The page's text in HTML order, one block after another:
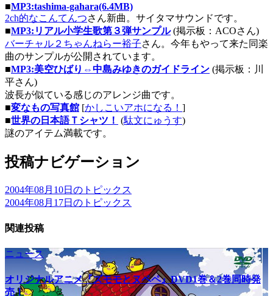
■MP3:tashima-gahara(6.4MB)
2ch的なこんてんつさん新曲。サイタマサウンドです。
■MP3:リアル小学生歌第３弾サンプル(掲示板：ACOさん)
バーチャル２ちゃんねらー裕子さん。今年もやって来た同楽
曲のサンプルが公開されています。
■MP3:美空ひばり⇔中島みゆきのガイドライン (掲示板：川
平さん)
波長が似ている感じのアレンジ曲です。
■変なもの写真館 [かしこいアホになる！ ]
■世界の日本語Ｔシャツ！ (駄文にゅうす)
謎のアイテム満載です。
投稿ナビゲーション
2004年08月10日のトピックス
2004年08月17日のトピックス
関連投稿
ニュース
オリジナルアニメ『ズモモとヌペペ』DVD1巻＆2巻同時発
売！